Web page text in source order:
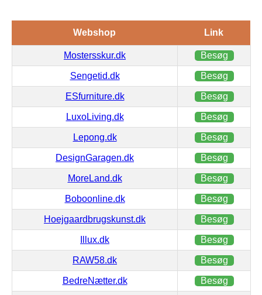
Webshop Link
Mostersskur.dk Besøg
Sengetid.dk Besøg
ESfurniture.dk Besøg
LuxoLiving.dk Besøg
Lepong.dk Besøg
DesignGaragen.dk Besøg
MoreLand.dk Besøg
Boboonline.dk Besøg
Hoejgaardbrugskunst.dk Besøg
Illux.dk Besøg
RAW58.dk Besøg
BedreNætter.dk Besøg